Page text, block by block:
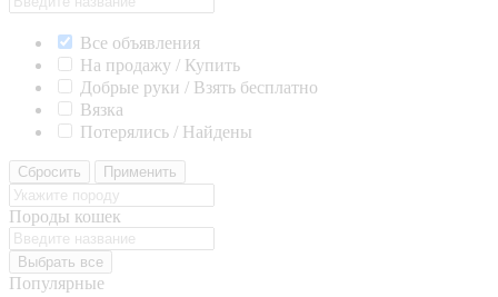
Все объявления
На продажу / Купить
Добрые руки / Взять бесплатно
Вязка
Потерялись / Найдены
Сбросить Применить
Породы кошек
Выбрать все
Популярные